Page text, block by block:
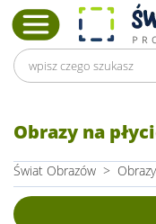
Obrazy na
Świat Obrazów >